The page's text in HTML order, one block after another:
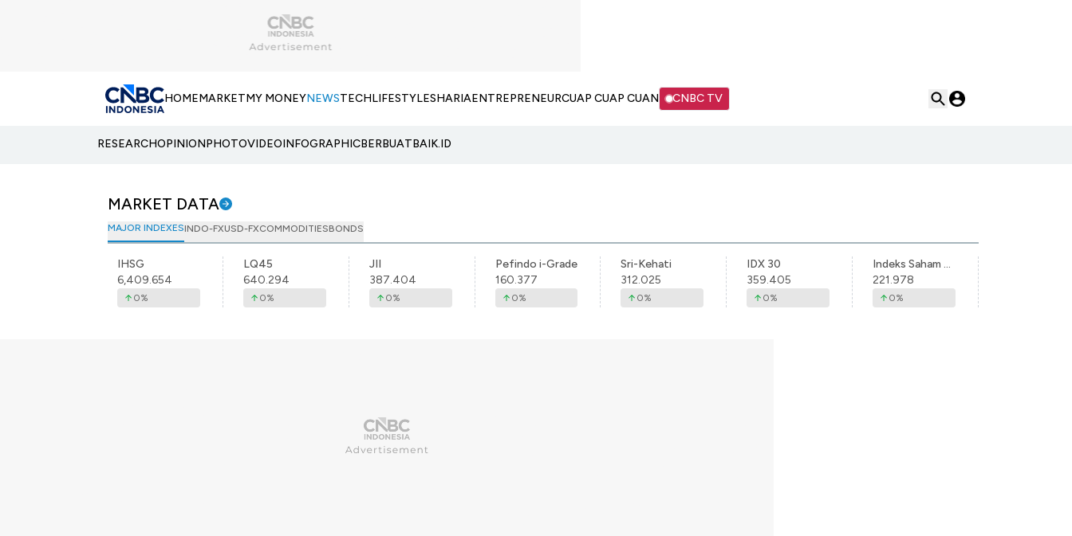
HOMEMARKETMY MONEYNEWSTECHLIFESTYLESHARIAENTREPRENEURCUAP CUAP CUAN CNBC TV
RESEARCHOPINIONPHOTOVIDEOINFOGRAPHICBERBUATBAIK.ID
MARKET DATA
MAJOR INDEXESINDO-FXUSD-FXCOMMODITIESBONDS
IHSG
6,409.654
0%
LQ45
640.294
0%
JII
387.404
0%
Pefindo i-Grade
160.377
0%
Sri-Kehati
312.025
0%
IDX 30
359.405
0%
Indeks Saham Syariah Indonesia
221.978
0%